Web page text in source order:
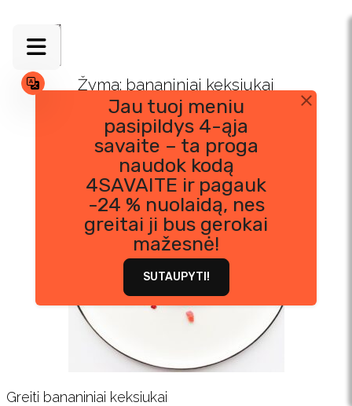
content
Jau tuoj meniu
pasipildys 4-ąja
savaite – ta proga
naudok kodą
4SAVAITE ir pagauk
-24 % nuolaidą, nes
greitai ji bus gerokai
mažesnė!
SUTAUPYTI!
Žyma: bananiniai keksiukai
Greiti bananiniai keksiukai